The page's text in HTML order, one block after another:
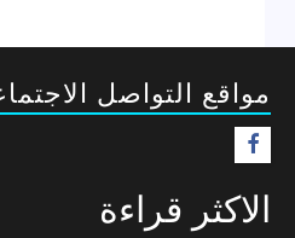
مواقع التواصل
الاكثر قراءة